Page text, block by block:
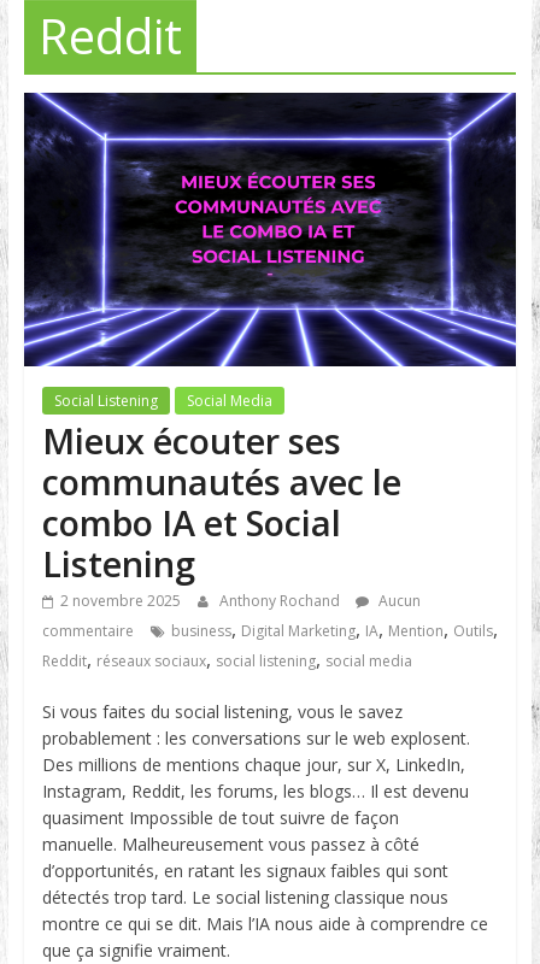
Reddit
Social Listening Social Media
Mieux écouter ses
communautés avec le
combo IA et Social
Listening
2 novembre 2025 Anthony Rochand
Aucun
commentaire
business, Digital Marketing, IA, Mention, Outils,
Reddit, réseaux sociaux, social listening, social media
Si vous faites du social listening, vous le savez
probablement : les conversations sur le web explosent.
Des millions de mentions chaque jour, sur X, LinkedIn,
Instagram, Reddit, les forums, les blogs… Il est devenu
quasiment Impossible de tout suivre de façon
manuelle. Malheureusement vous passez à côté
d’opportunités, en ratant les signaux faibles qui sont
détectés trop tard. Le social listening classique nous
montre ce qui se dit. Mais l’IA nous aide à comprendre ce
que ça signifie vraiment.